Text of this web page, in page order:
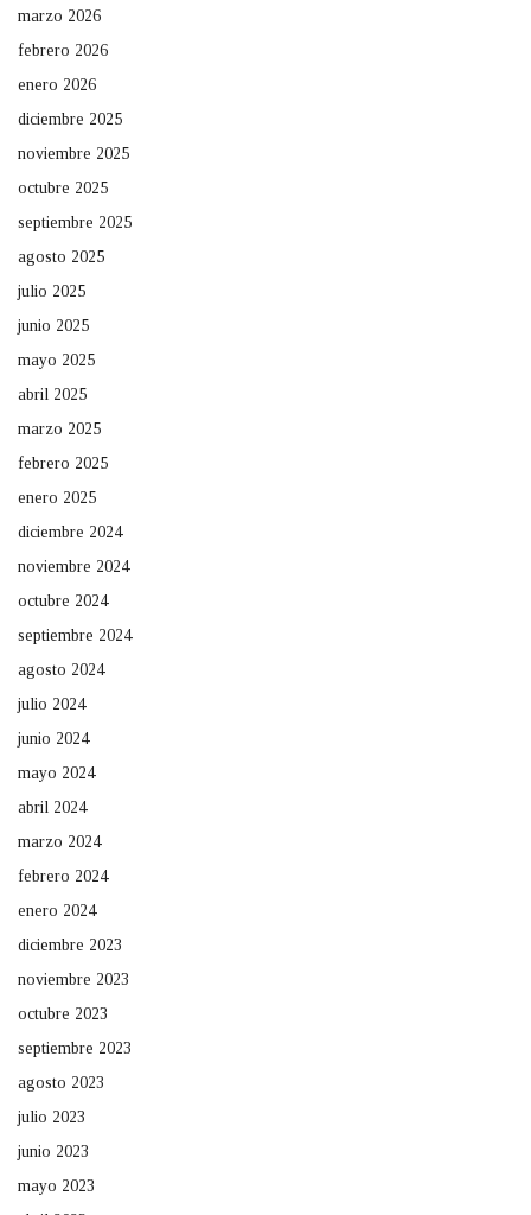
marzo 2026
febrero 2026
enero 2026
diciembre 2025
noviembre 2025
octubre 2025
septiembre 2025
agosto 2025
julio 2025
junio 2025
mayo 2025
abril 2025
marzo 2025
febrero 2025
enero 2025
diciembre 2024
noviembre 2024
octubre 2024
septiembre 2024
agosto 2024
julio 2024
junio 2024
mayo 2024
abril 2024
marzo 2024
febrero 2024
enero 2024
diciembre 2023
noviembre 2023
octubre 2023
septiembre 2023
agosto 2023
julio 2023
junio 2023
mayo 2023